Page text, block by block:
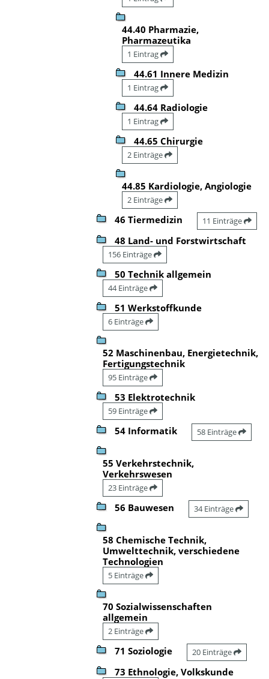
44.40 Pharmazie,
Pharmazeutika
1 Eintrag
44.61 Innere Medizin
1 Eintrag
44.64 Radiologie
1 Eintrag
44.65 Chirurgie
2 Einträge
44.85 Kardiologie, Angiologie
2 Einträge
46 Tiermedizin 11 Einträge
48 Land- und Forstwirtschaft
156 Einträge
50 Technik allgemein
44 Einträge
51 Werkstoffkunde
6 Einträge
52 Maschinenbau, Energietechnik,
Fertigungstechnik
95 Einträge
53 Elektrotechnik
59 Einträge
54 Informatik 58 Einträge
55 Verkehrstechnik,
Verkehrswesen
23 Einträge
56 Bauwesen 34 Einträge
58 Chemische Technik,
Umwelttechnik, verschiedene
Technologien
5 Einträge
70 Sozialwissenschaften
allgemein
2 Einträge
71 Soziologie 20 Einträge
73 Ethnologie, Volkskunde